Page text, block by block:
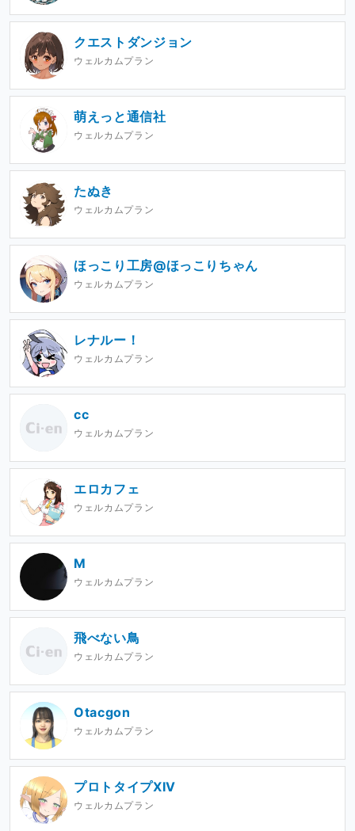
クエストダンジョン
ウェルカムプラン
萌えっと通信社
ウェルカムプラン
たぬき
ウェルカムプラン
ほっこり工房@ほっこりちゃん
ウェルカムプラン
レナルー！
ウェルカムプラン
cc
ウェルカムプラン
エロカフェ
ウェルカムプラン
M
ウェルカムプラン
飛べない鳥
ウェルカムプラン
Otacgon
ウェルカムプラン
プロトタイプXIV
ウェルカムプラン